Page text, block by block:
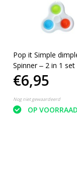
Pop it Simple
Spinner ‒ 2 in 1 set
‒ Rage 2021 Wit
€6,95
Nog niet gewaardeerd
OP VOORRAAD